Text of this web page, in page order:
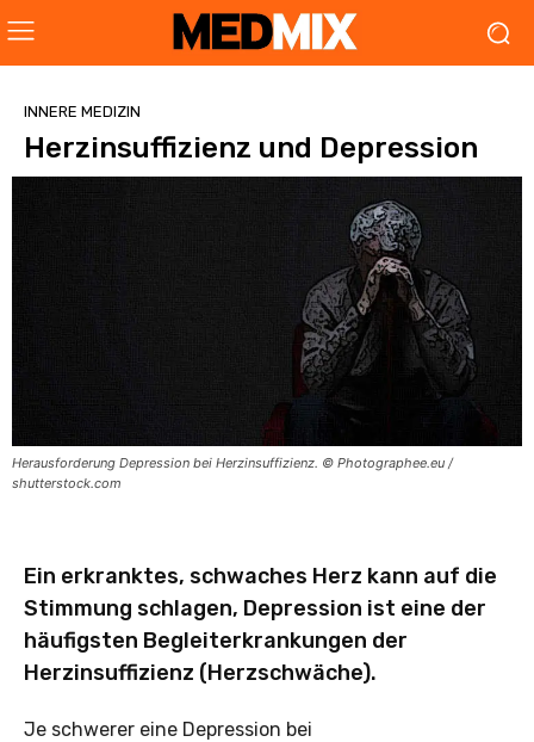
INNERE MEDIZIN
Herzinsuffizienz und Depression
Herausforderung Depression bei Herzinsuffizienz. © Photographee.eu /
shutterstock.com
Ein erkranktes, schwaches Herz kann auf die
Stimmung schlagen, Depression ist eine der
häufigsten Begleiterkrankungen der
Herzinsuffizienz (Herzschwäche).
Je schwerer eine Depression bei